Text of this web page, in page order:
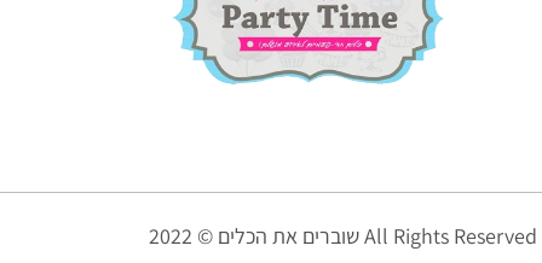
שוברים את הכלים © 2022 All Rights Reserved